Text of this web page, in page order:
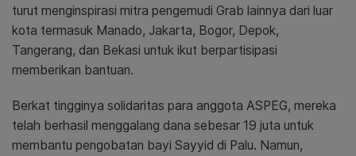
turut menginspirasi mitra pengemudi Grab lainnya dari luar
kota termasuk Manado, Jakarta, Bogor, Depok,
Tangerang, dan Bekasi untuk ikut berpartisipasi
memberikan bantuan.
Berkat tingginya solidaritas para anggota ASPEG, mereka
telah berhasil menggalang dana sebesar 19 juta untuk
membantu pengobatan bayi Sayyid di Palu. Namun,